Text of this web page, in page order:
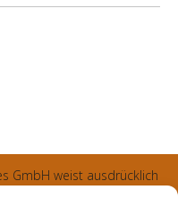
GmbH weist ausdrücklich